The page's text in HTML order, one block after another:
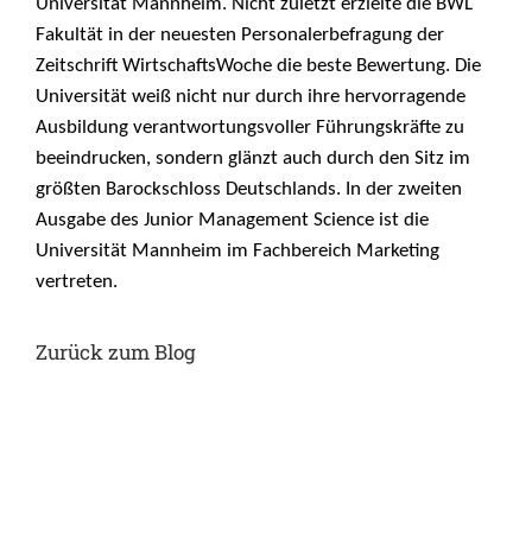
Fakultät in der neuesten Personalerbefragung der
Zeitschrift WirtschaftsWoche die beste Bewertung. Die
Universität weiß nicht nur durch ihre hervorragende
Ausbildung verantwortungsvoller Führungskräfte zu
beeindrucken, sondern glänzt auch durch den Sitz im
größten Barockschloss Deutschlands. In der zweiten
Ausgabe des Junior Management Science ist die
Universität Mannheim im Fachbereich Marketing
vertreten.
Zurück zum Blog